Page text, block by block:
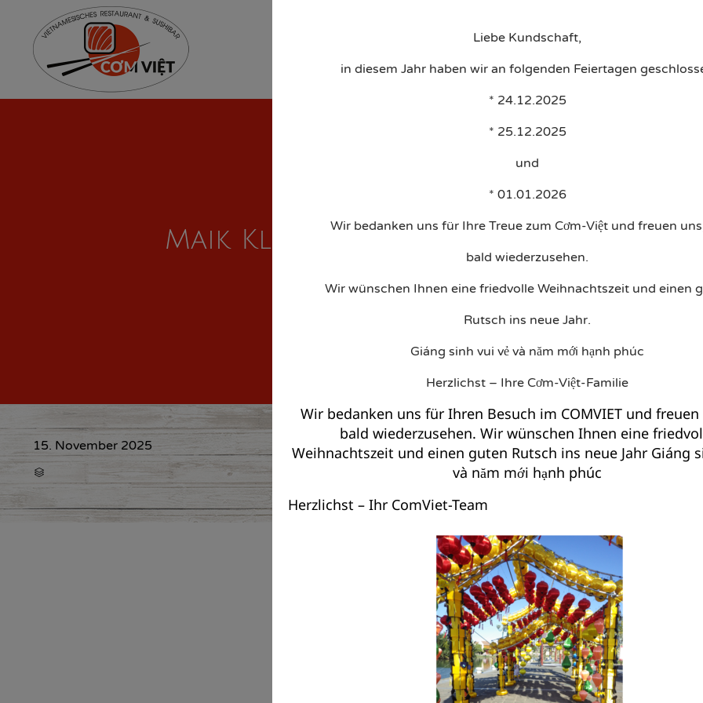
Maik Kloss – Date: 2025/11/15 – Time:
15. November 2025

Liebe Kundschaft,
in diesem Jahr haben wir an folgenden Feiertagen
* 24.12.2025
* 25.12.2025
und
* 01.01.2026
Wir bedanken uns für Ihre Treue zum Cơm-Việt und freuen
bald wiederzusehen.
Wir wünschen Ihnen eine friedvolle Weihnachtszeit und einen
Rutsch ins neue Jahr.
Giáng sinh vui vẻ và năm mới hạnh phúc
Herzlichst – Ihre Cơm-Việt-Familie
Wir bedanken uns für Ihren Besuch im COMVIET und
bald wiederzusehen. Wir wünschen Ihnen eine
Weihnachtszeit und einen guten Rutsch ins neue Jahr Giáng
và năm mới hạnh phúc
Herzlichst – Ihr ComViet-Team